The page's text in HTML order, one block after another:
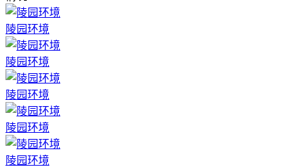
陵园环境
陵园环境
陵园环境
陵园环境
陵园环境